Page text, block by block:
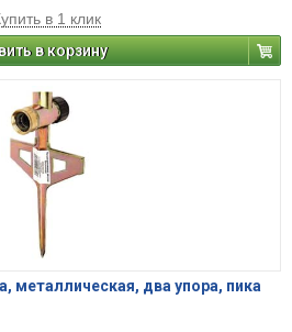
в 1 клик
в корзину
металлическая, два упора, пика